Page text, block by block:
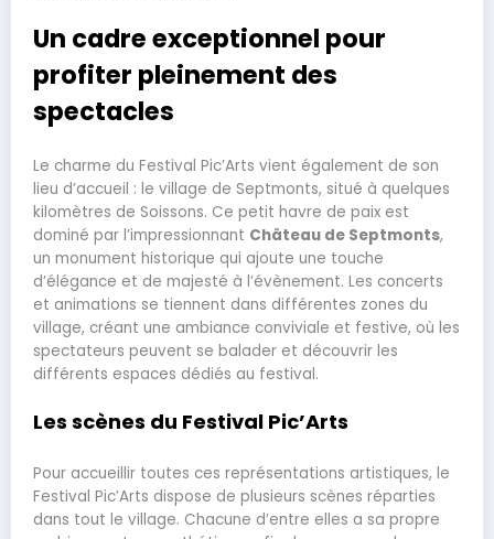
Un cadre exceptionnel pour
profiter pleinement des
spectacles
Le charme du Festival Pic’Arts vient également de son
lieu d’accueil : le village de Septmonts, situé à quelques
kilomètres de Soissons. Ce petit havre de paix est
dominé par l’impressionnant Château de Septmonts,
un monument historique qui ajoute une touche
d’élégance et de majesté à l’évènement. Les concerts
et animations se tiennent dans différentes zones du
village, créant une ambiance conviviale et festive, où les
spectateurs peuvent se balader et découvrir les
différents espaces dédiés au festival.
Les scènes du Festival Pic’Arts
Pour accueillir toutes ces représentations artistiques, le
Festival Pic’Arts dispose de plusieurs scènes réparties
dans tout le village. Chacune d’entre elles a sa propre